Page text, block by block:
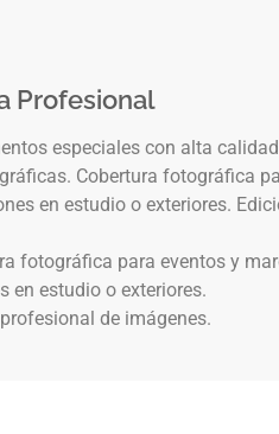
Profesional
especiales con alta
Cobertura fotográfica
en estudio o exteriores.
fotográfica para eventos y
en estudio o exteriores.
de imágenes.